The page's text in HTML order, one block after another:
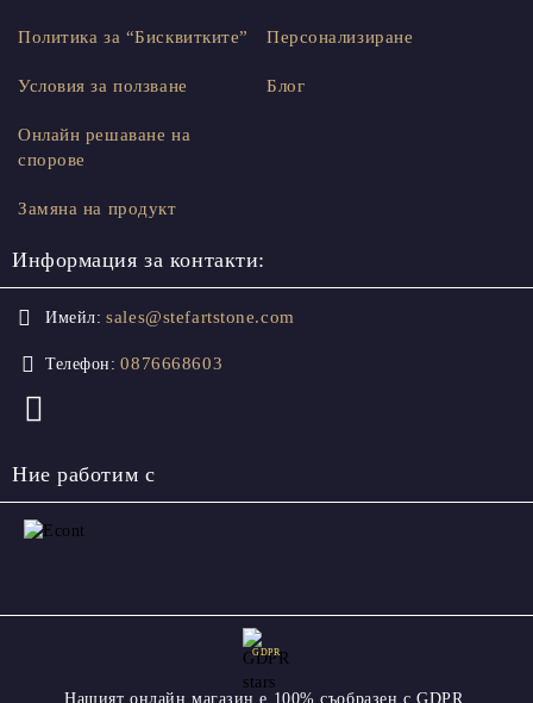
Политика за “Бисквитките”
Условия за ползване
Онлайн решаване на
спорове
Замяна на продукт
Персонализиране
Блог
Информация за контакти:
Имейл: sales@stefartstone.com
Телефон: 0876668603
Ние работим с
GDPR
Нашият онлайн магазин е 100% съобразен с GDPR.